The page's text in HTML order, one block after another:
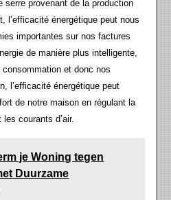
provenant de la production
l’efficacité énergétique peut nous
importantes sur nos factures
de manière plus intelligente,
et donc nos
l’efficacité énergétique peut
de notre maison en régulant la
courants d’air.
je Woning tegen
Duurzame